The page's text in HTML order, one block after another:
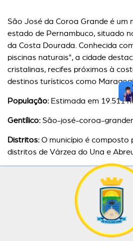
São José da Coroa Grande é um
estado de Pernambuco, situado
da Costa Dourada. Conhecida
piscinas naturais", a cidade
cristalinas, recifes próximos à
destinos turísticos como
População:Estimada em 19.511
Gentílico:São-josé-coroa-
Distritos:O município é composto
distritos de Várzea do Una e